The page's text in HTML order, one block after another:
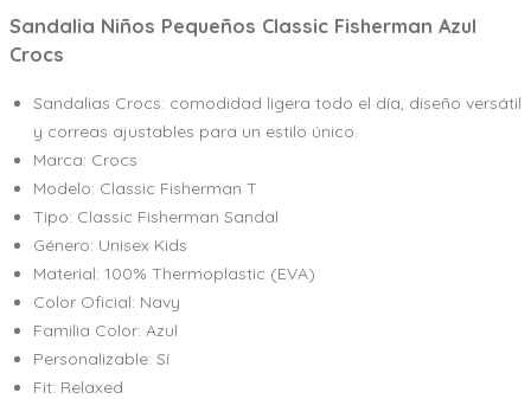
Sandalia Niños Pequeños Classic Fisherman Azul
Crocs
Sandalias Crocs: comodidad ligera todo el día, diseño versátil
y correas ajustables para un estilo único.
Marca: Crocs
Modelo: Classic Fisherman T
Tipo: Classic Fisherman Sandal
Género: Unisex Kids
Material: 100% Thermoplastic (EVA)
Color Oficial: Navy
Familia Color: Azul
Personalizable: Sí
Fit: Relaxed